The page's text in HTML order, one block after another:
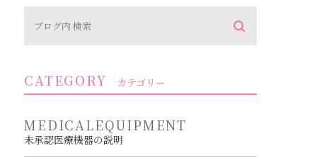
CATEGORY カテゴリー
MEDICALEQUIPMENT
未承認医療機器の説明